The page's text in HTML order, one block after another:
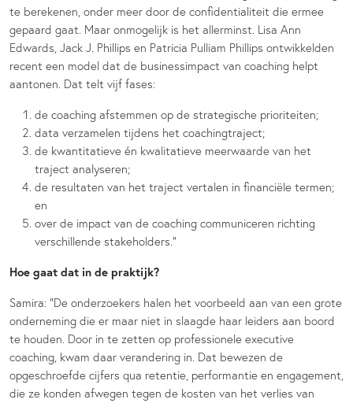
te berekenen, onder meer door de confidentialiteit die ermee
gepaard gaat. Maar onmogelijk is het allerminst. Lisa Ann
Edwards, Jack J. Phillips en Patricia Pulliam Phillips ontwikkelden
recent een model dat de businessimpact van coaching helpt
aantonen. Dat telt vijf fases:
de coaching afstemmen op de strategische prioriteiten;
data verzamelen tijdens het coachingtraject;
de kwantitatieve én kwalitatieve meerwaarde van het
traject analyseren;
de resultaten van het traject vertalen in financiële termen;
en
over de impact van de coaching communiceren richting
verschillende stakeholders.”
Hoe gaat dat in de praktijk?
Samira: “De onderzoekers halen het voorbeeld aan van een grote
onderneming die er maar niet in slaagde haar leiders aan boord
te houden. Door in te zetten op professionele executive
coaching, kwam daar verandering in. Dat bewezen de
opgeschroefde cijfers qua retentie, performantie en engagement,
die ze konden afwegen tegen de kosten van het verlies van